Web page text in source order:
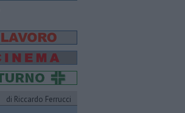
di Riccardo Ferrucci